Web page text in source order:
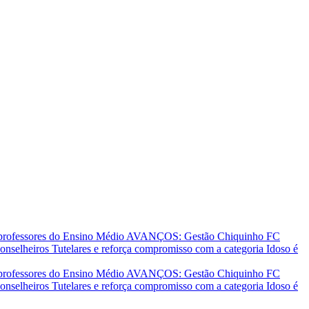
do Ensino Médio AVANÇOS: Gestão Chiquinho FC
Tutelares e reforça compromisso com a categoria Idoso é
do Ensino Médio AVANÇOS: Gestão Chiquinho FC
Tutelares e reforça compromisso com a categoria Idoso é